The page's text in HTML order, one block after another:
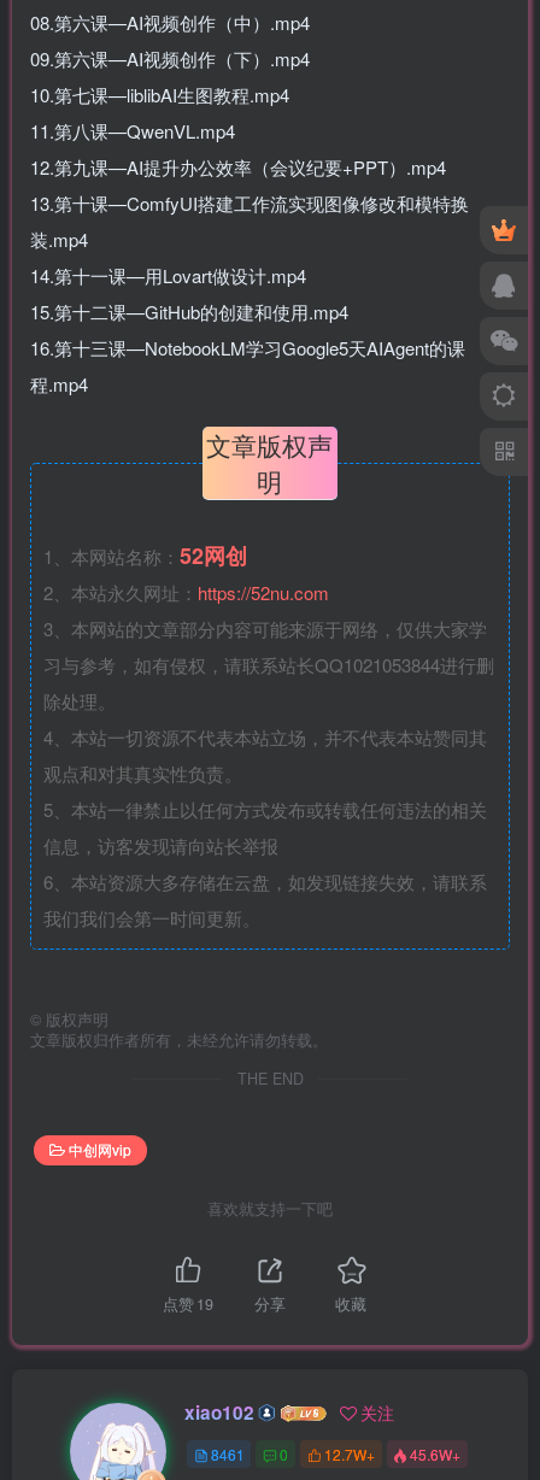
08.第六课—AI视频创作（中）.mp4
09.第六课—AI视频创作（下）.mp4
10.第七课—liblibAI生图教程.mp4
11.第八课—QwenVL.mp4
12.第九课—AI提升办公效率（会议纪要+PPT）.mp4
13.第十课—ComfyUI搭建工作流实现图像修改和模特换
装.mp4
14.第十一课—用Lovart做设计.mp4
15.第十二课—GitHub的创建和使用.mp4
16.第十三课—NotebookLM学习Google5天AIAgent的课
程.mp4
文章版权声
明
1、本网站名称： 52网创
2、本站永久网址： https://52nu.com
3、本网站的文章部分内容可能来源于网络，仅供大家学
习与参考，如有侵权，请联系站长QQ1021053844进行删
除处理。
4、本站一切资源不代表本站立场，并不代表本站赞同其
观点和对其真实性负责。
5、本站一律禁止以任何方式发布或转载任何违法的相关
信息，访客发现请向站长举报
6、本站资源大多存储在云盘，如发现链接失效，请联系
我们我们会第一时间更新。
© 版权声明
文章版权归作者所有，未经允许请勿转载。
THE END
中创网vip
喜欢就支持一下吧
点赞19 分享 收藏
xiao102 关注
8461 0 12.7W+ 45.6W+